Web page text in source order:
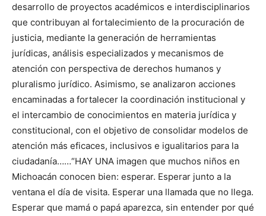
desarrollo de proyectos académicos e interdisciplinarios
que contribuyan al fortalecimiento de la procuración de
justicia, mediante la generación de herramientas
jurídicas, análisis especializados y mecanismos de
atención con perspectiva de derechos humanos y
pluralismo jurídico. Asimismo, se analizaron acciones
encaminadas a fortalecer la coordinación institucional y
el intercambio de conocimientos en materia jurídica y
constitucional, con el objetivo de consolidar modelos de
atención más eficaces, inclusivos e igualitarios para la
ciudadanía……“HAY UNA imagen que muchos niños en
Michoacán conocen bien: esperar. Esperar junto a la
ventana el día de visita. Esperar una llamada que no llega.
Esperar que mamá o papá aparezca, sin entender por qué